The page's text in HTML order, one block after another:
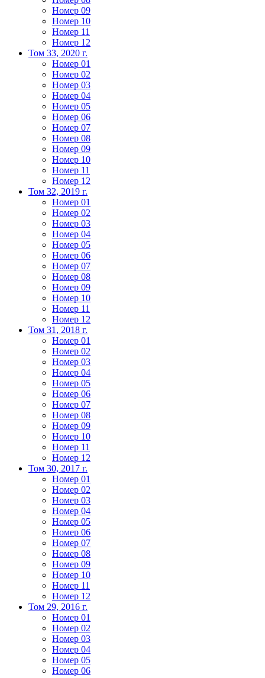
Номер 09
Номер 10
Номер 11
Номер 12
Том 33, 2020 г.
Номер 01
Номер 02
Номер 03
Номер 04
Номер 05
Номер 06
Номер 07
Номер 08
Номер 09
Номер 10
Номер 11
Номер 12
Том 32, 2019 г.
Номер 01
Номер 02
Номер 03
Номер 04
Номер 05
Номер 06
Номер 07
Номер 08
Номер 09
Номер 10
Номер 11
Номер 12
Том 31, 2018 г.
Номер 01
Номер 02
Номер 03
Номер 04
Номер 05
Номер 06
Номер 07
Номер 08
Номер 09
Номер 10
Номер 11
Номер 12
Том 30, 2017 г.
Номер 01
Номер 02
Номер 03
Номер 04
Номер 05
Номер 06
Номер 07
Номер 08
Номер 09
Номер 10
Номер 11
Номер 12
Том 29, 2016 г.
Номер 01
Номер 02
Номер 03
Номер 04
Номер 05
Номер 06